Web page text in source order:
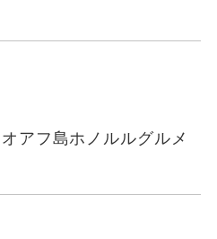
オアフ島ホノルルグルメ